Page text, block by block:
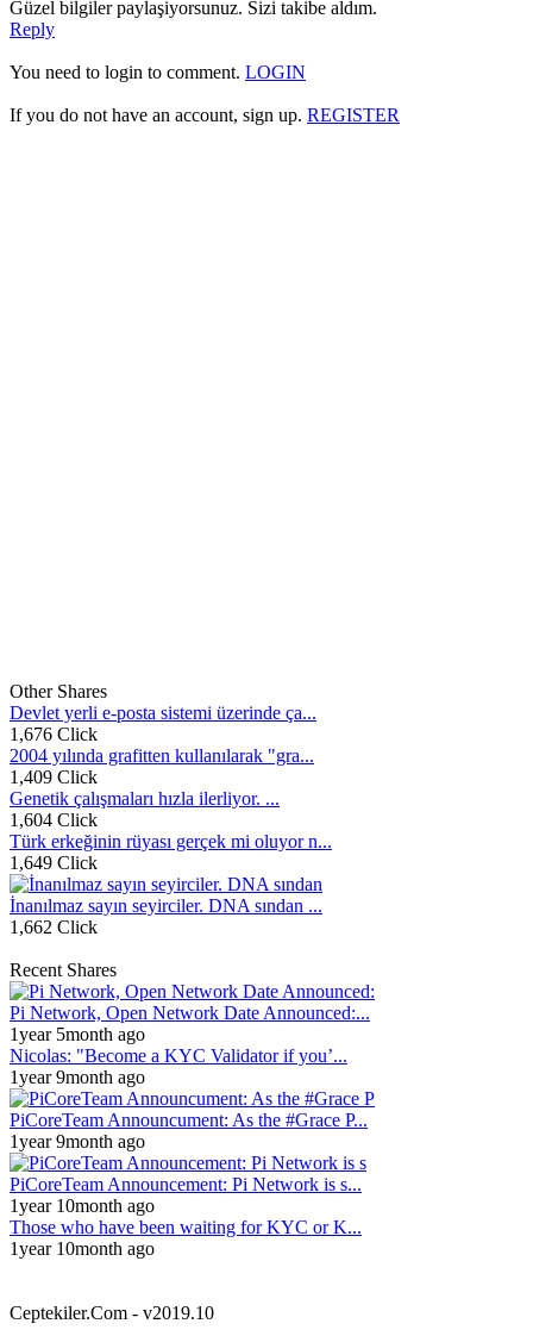
Güzel bilgiler paylaşiyorsunuz. Sizi takibe aldım.
Reply
You need to login to comment. LOGIN
If you do not have an account, sign up. REGISTER
Other Shares
Devlet yerli e-posta sistemi üzerinde ça...
1,676 Click
2004 yılında grafitten kullanılarak "gra...
1,409 Click
Genetik çalışmaları hızla ilerliyor. ...
1,604 Click
Türk erkeğinin rüyası gerçek mi oluyor n...
1,649 Click
İnanılmaz sayın seyirciler. DNA sından ...
1,662 Click
Recent Shares
Pi Network, Open Network Date Announced:...
1year 5month ago
Nicolas: "Become a KYC Validator if you’...
1year 9month ago
PiCoreTeam Announcument: As the #Grace P...
1year 9month ago
PiCoreTeam Announcement: Pi Network is s...
1year 10month ago
Those who have been waiting for KYC or K...
1year 10month ago
Ceptekiler.Com - v2019.10